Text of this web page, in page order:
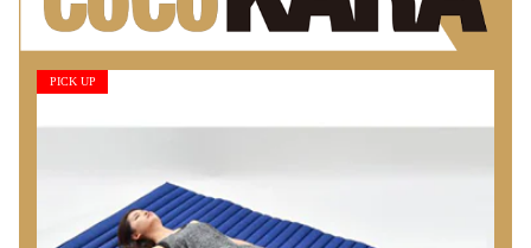
PICK UP